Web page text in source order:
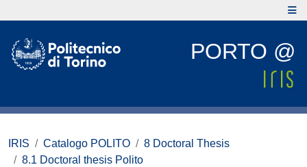
PORTO @
IRIS Catalogo POLITO
8 Doctoral Thesis
8.1 Doctoral thesis Polito